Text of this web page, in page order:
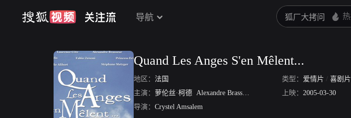
导航
Quand Les Anges S'en Mêlent...
地区： 法国 类型： 爱情片 / 喜剧片
主演： 萝伦丝·柯德 Alexandre Brasseur Fabio Zenoni Stéphane Metzger
上映： 2005-03-30
导演： Crystel Amsalem